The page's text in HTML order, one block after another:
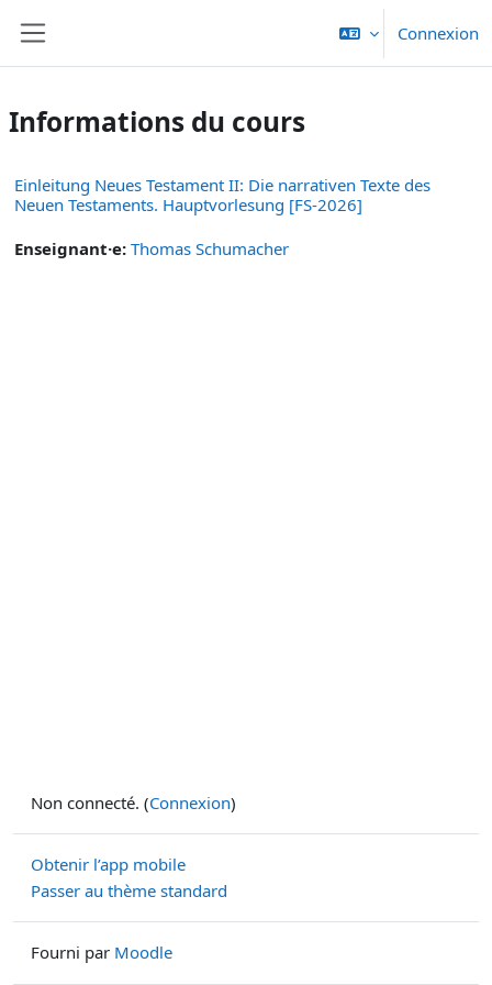
Connexion
Informations du cours
Einleitung Neues Testament II: Die narrativen Texte des
Neuen Testaments. Hauptvorlesung [FS-2026]
Enseignant·e: Thomas Schumacher
Non connecté. (Connexion)
Obtenir l’app mobile
Passer au thème standard
Fourni par Moodle